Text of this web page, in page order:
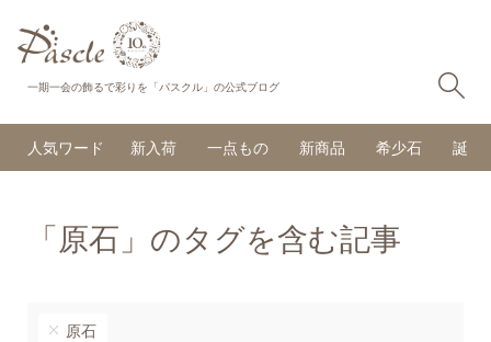
一期一会の飾るで彩りを「パスクル」の公式ブログ
人気ワード 新入荷 一点もの 新商品 希少石 誕生
「原石」のタグを含む記事
原石